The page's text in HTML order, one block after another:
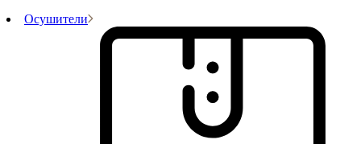
Осушители